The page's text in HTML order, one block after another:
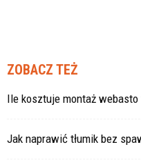
ZOBACZ TEŻ
Ile kosztuje montaż
Jak naprawić tłumik bez